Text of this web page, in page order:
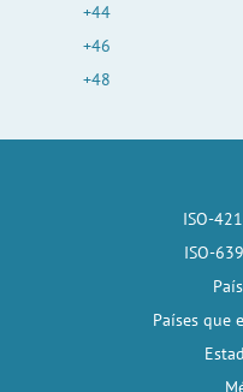
+44
+46
+48
ISO-
ISO-
Países que